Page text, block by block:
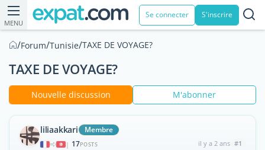
MENU
Se connecter S'inscrire
/Forum/Tunisie/TAXE DE VOYAGE?
TAXE DE VOYAGE?
Nouvelle discussion M'abonner
liliaakkari Membre
| 17POSTS il y a 2 ans #1